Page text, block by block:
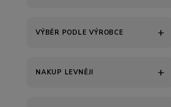
VÝBĚR PODLE VÝROBCE
NAKUP LEVNĚJI